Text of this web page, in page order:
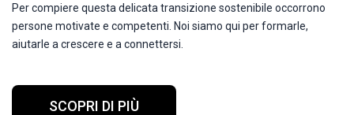
Per compiere questa delicata transizione sostenibile occorrono
persone motivate e competenti. Noi siamo qui per formarle,
aiutarle a crescere e a connettersi.
SCOPRI DI PIÙ